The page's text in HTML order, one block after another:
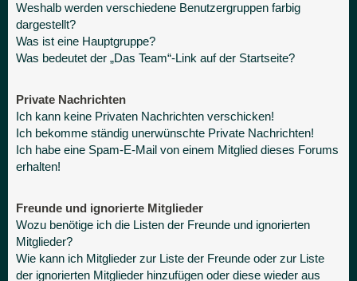
Weshalb werden verschiedene Benutzergruppen farbig
dargestellt?
Was ist eine Hauptgruppe?
Was bedeutet der „Das Team“-Link auf der Startseite?
Private Nachrichten
Ich kann keine Privaten Nachrichten verschicken!
Ich bekomme ständig unerwünschte Private Nachrichten!
Ich habe eine Spam-E-Mail von einem Mitglied dieses Forums
erhalten!
Freunde und ignorierte Mitglieder
Wozu benötige ich die Listen der Freunde und ignorierten
Mitglieder?
Wie kann ich Mitglieder zur Liste der Freunde oder zur Liste
der ignorierten Mitglieder hinzufügen oder diese wieder aus